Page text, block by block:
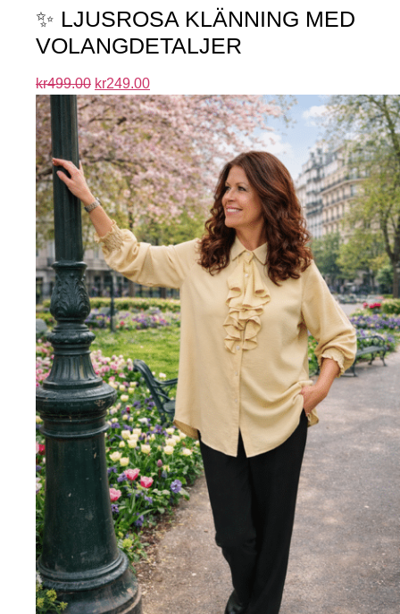
✨ LJUSROSA KLÄNNING MED
VOLANGDETALJER
kr499.00 kr249.00